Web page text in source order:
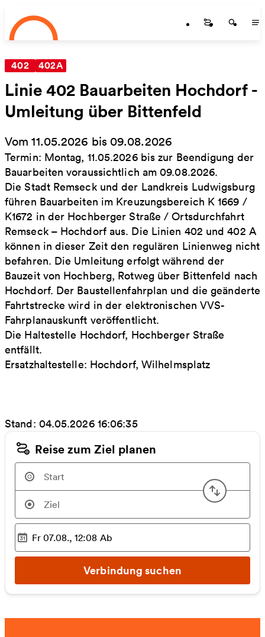
Zum Hauptinhalt springen
Startseite
402 402A
Linie 402 Bauarbeiten Hochdorf -
Umleitung über Bittenfeld
Vom 11.05.2026 bis 09.08.2026
Termin: Montag, 11.05.2026 bis zur Beendigung der
Bauarbeiten voraussichtlich am 09.08.2026.
Die Stadt Remseck und der Landkreis Ludwigsburg
führen Bauarbeiten im Kreuzungsbereich K 1669 /
K1672 in der Hochberger Straße / Ortsdurchfahrt
Remseck – Hochdorf aus. Die Linien 402 und 402 A
können in dieser Zeit den regulären Linienweg nicht
befahren. Die Umleitung erfolgt während der
Bauzeit von Hochberg, Rotweg über Bittenfeld nach
Hochdorf. Der Baustellenfahrplan und die geänderte
Fahrtstrecke wird in der elektronischen VVS-
Fahrplanauskunft veröffentlicht.
Die Haltestelle Hochdorf, Hochberger Straße
entfällt.
Ersatzhaltestelle: Hochdorf, Wilhelmsplatz
Stand: 04.05.2026 16:06:35
Reise zum Ziel planen
Start
Ausgewählter Zeitpunkt
Fr 07.08., 12:08 Ab
Verbindung suchen